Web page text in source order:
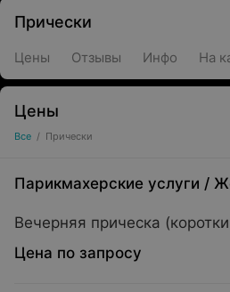
Прически
Цены Отзывы Инфо На
Цены
Все / Прически
Парикмахерские услуги /
Вечерняя прическа
Цена по запросу